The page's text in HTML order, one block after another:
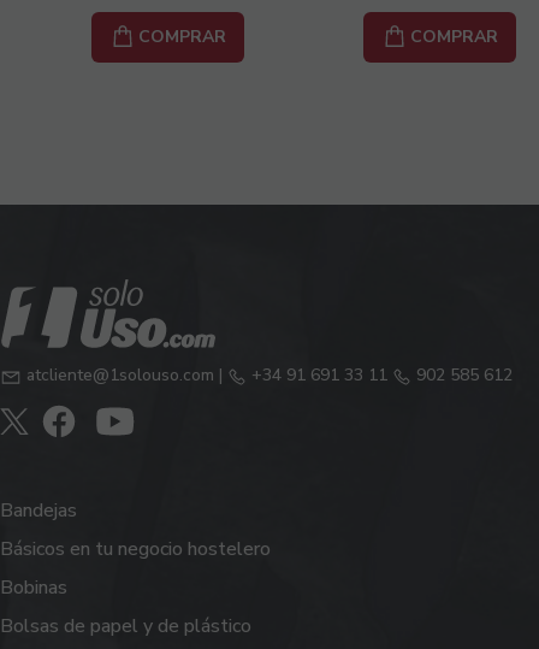
COMPRAR COMPRAR
atcliente@1solouso.com | +34 91 691 33 11 902 585 612
Bandejas
Básicos en tu negocio hostelero
Bobinas
Bolsas de papel y de plástico